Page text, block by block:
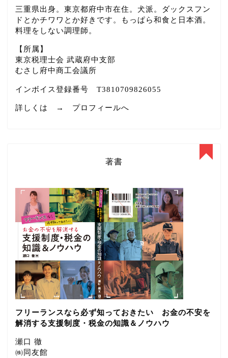
三重県出身。東京都府中市在住。犬派。ダックスフン
ドとかチワワとか好きです。もっぱら和食と日本酒。
料理をしない調理師。
【所属】
東京税理士会 武蔵府中支部
むさし府中商工会議所
インボイス登録番号 T3810709826055
詳しくは → プロフィールへ
著書
フリーランスなら必ず知っておきたい お金の不安を
解消する支援制度・税金の知識＆ノウハウ
瀬口 徹
㈱同友館